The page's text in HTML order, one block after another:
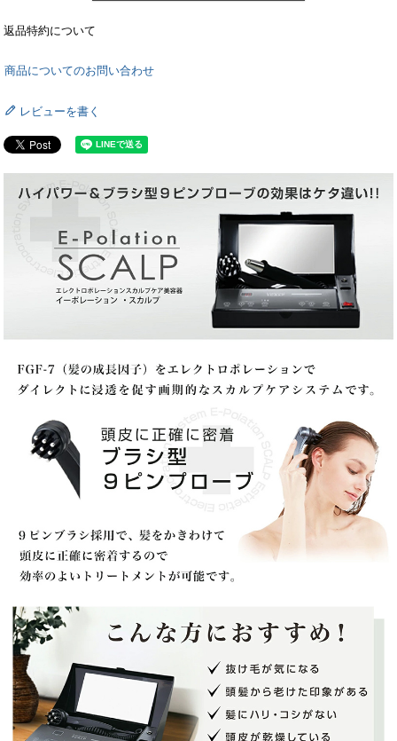
返品特約について
商品についてのお問い合わせ
レビューを書く